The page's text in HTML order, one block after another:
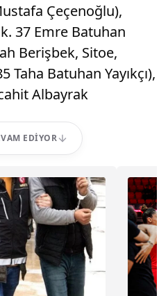
Çeçenoğlu),
37 Emre Batuhan
Berişbek, Sitoe,
Taha Batuhan Yayıkçı),
Albayrak
EDIYOR